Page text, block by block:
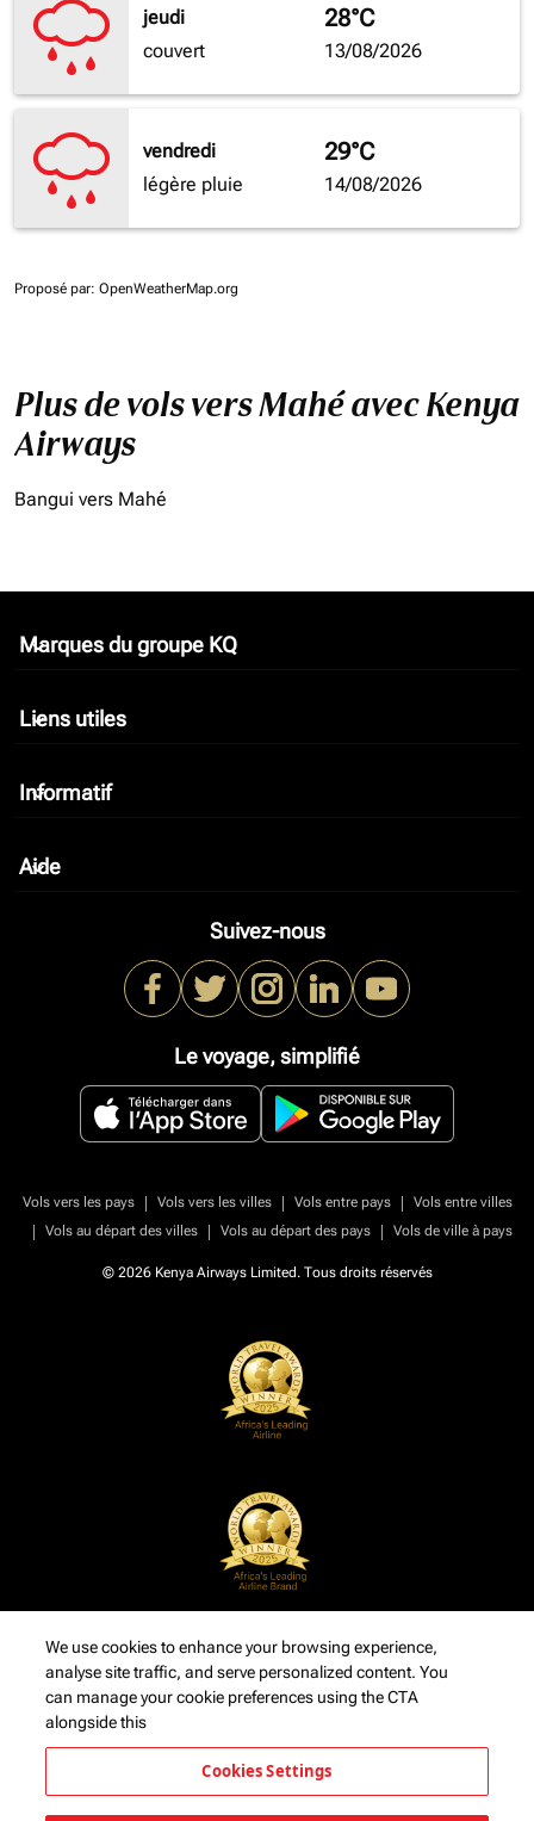
jeudi
couvert
28°C
13/08/2026
vendredi
légère pluie
29°C
14/08/2026
Proposé par: OpenWeatherMap.org
Plus de vols vers Mahé avec Kenya
Airways
Bangui vers Mahé
Marques du groupe KQ
keyboard_arrow_down
Liens utiles
keyboard_arrow_down
Informatif
keyboard_arrow_down
Aide
keyboard_arrow_down
Suivez-nous
Le voyage, simplifié
Vols vers les pays | Vols vers les villes | Vols entre pays |
Vols entre villes
|
Vols au départ des villes | Vols au départ des pays | Vols de ville à pays
© 2026 Kenya Airways Limited. Tous droits réservés
We use cookies to enhance your browsing experience,
analyse site traffic, and serve personalized content. You
can manage your cookie preferences using the CTA
alongside this
Cookies Settings